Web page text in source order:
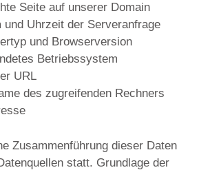
Seite auf unserer Domain
und Uhrzeit der Serveranfrage
und Browserversion
Betriebssystem
URL
des zugreifenden Rechners
Zusammenführung dieser Daten
statt. Grundlage der